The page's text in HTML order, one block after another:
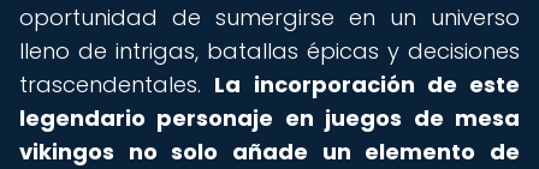
oportunidad de sumergirse en un universo
lleno de intrigas, batallas épicas y decisiones
trascendentales. La incorporación de este
legendario personaje en juegos de mesa
vikingos no solo añade un elemento de